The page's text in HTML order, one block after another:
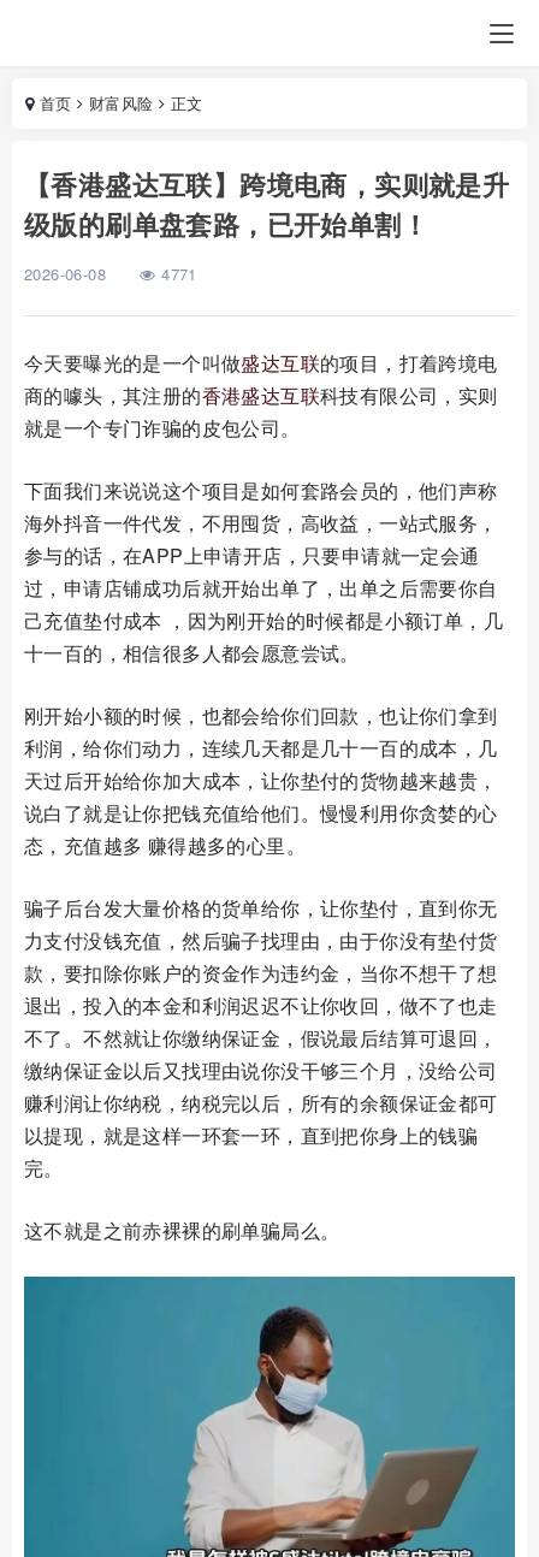
首页 财富风险 正文
【香港盛达互联】跨境电商，实则就是升
级版的刷单盘套路，已开始单割！
2026-06-08 4771
今天要曝光的是一个叫做盛达互联的项目，打着跨境电
商的噱头，其注册的香港盛达互联科技有限公司，实则
就是一个专门诈骗的皮包公司。
下面我们来说说这个项目是如何套路会员的，他们声称
海外抖音一件代发，不用囤货，高收益，一站式服务，
参与的话，在APP上申请开店，只要申请就一定会通
过，申请店铺成功后就开始出单了，出单之后需要你自
己充值垫付成本 ，因为刚开始的时候都是小额订单，几
十一百的，相信很多人都会愿意尝试。
刚开始小额的时候，也都会给你们回款，也让你们拿到
利润，给你们动力，连续几天都是几十一百的成本，几
天过后开始给你加大成本，让你垫付的货物越来越贵，
说白了就是让你把钱充值给他们。慢慢利用你贪婪的心
态，充值越多 赚得越多的心里。
骗子后台发大量价格的货单给你，让你垫付，直到你无
力支付没钱充值，然后骗子找理由，由于你没有垫付货
款，要扣除你账户的资金作为违约金，当你不想干了想
退出，投入的本金和利润迟迟不让你收回，做不了也走
不了。不然就让你缴纳保证金，假说最后结算可退回，
缴纳保证金以后又找理由说你没干够三个月，没给公司
赚利润让你纳税，纳税完以后，所有的余额保证金都可
以提现，就是这样一环套一环，直到把你身上的钱骗
完。
这不就是之前赤裸裸的刷单骗局么。